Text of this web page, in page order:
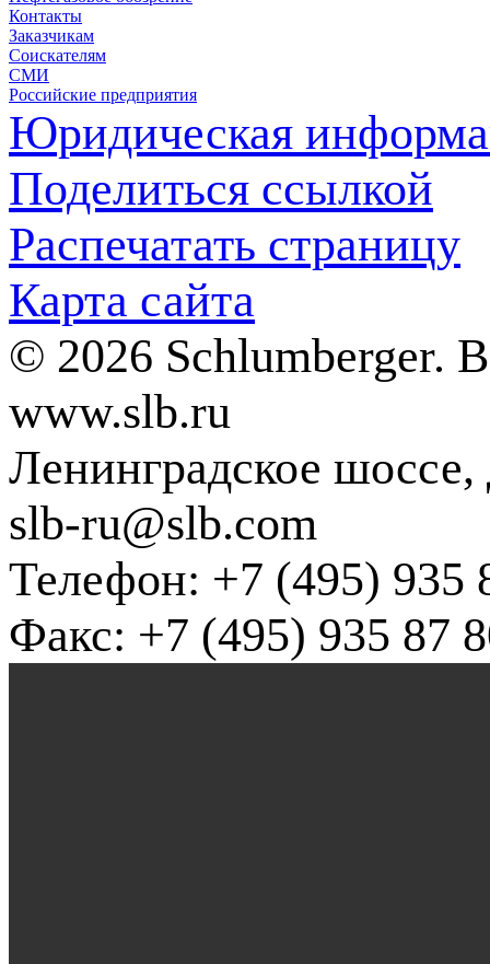
Контакты
Заказчикам
Соискателям
СМИ
Российские предприятия
Юридическая
Поделиться ссылкой
Распечатать страницу
Карта сайта
© 2026 Schlumberger.
www.slb.ru
Ленинградское
slb-ru@slb.com
Телефон: +7 (495) 935
Факс: +7 (495) 935 87